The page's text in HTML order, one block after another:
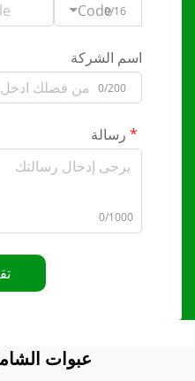
Code0/16
اسم الشركة
0/200
رسالة
0/1000
عبوات